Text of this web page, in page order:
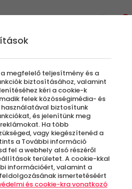
Repülőgép
IX. kerület
megfelelő teljesítmény és a
biztosításához, valamint
kéri a cookie-k
felek közösségimédia- és
biztosítunk
és jelenítünk meg
Ha több
vagy kiegészítenéd a
a További információ
fel a webhely alsó részéről
területet. A cookie-kkal
információért, valamint a
ismertetéséért
és cookie-kra vonatkozó